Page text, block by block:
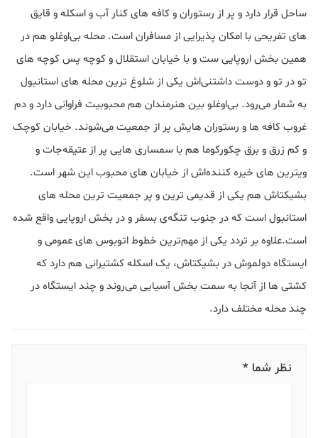
ساحل قرار دارد و پر از رستوران و کافه های کنار آب و اسکله و قایق
های تفریحی با امکان پذیرایی از مسافران است. محله بی‌اوغلو هم در
همین بخش اروپایی ست و با خیابان استقلال و کوچه پس کوچه های
تو در تو و دوست داشتنی‌اش یکی از شلوغ ترین محله های استانبول
به شمار می‌رود. بی‌اوغلو بین هنرمندان هم محبوبیت فراوانی دارد و دم
غروب کافه ها و رستوران هایش پر از جمعیت می‌شوند. خیابان کوچک
و کم زرق و برق چکورکوما هم با سمساری هایی پر از عتیقه‌جات و
ویترین های خیره کننده‌اش از خیابان های محبوب این شهر است.
بشیکتاش هم یکی از قدیمی ترین و پر جمعیت ترین محله های
استانبول است که در جنوب تنگه‌ی بسفر و در بخش اروپایی واقع شده
است.علاوه بر تردد یکی از مهم‌ترین خطوط اتوبوس های عمومی و
ایستگاه دولموش در بشیکتاش، یک اسکله کشتیرانی هم دارد که
کشتی ها از آنجا به سمت بخش آسیایی می‌روند و چند ایستگاه در
چند محله مختلف دارد.
نظر شما *